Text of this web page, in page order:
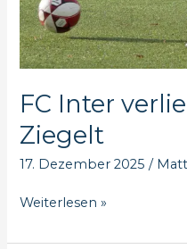
FC Inter
Ziegelt
17. Dezember 2025/
FC
verliert
Weiterlesen »